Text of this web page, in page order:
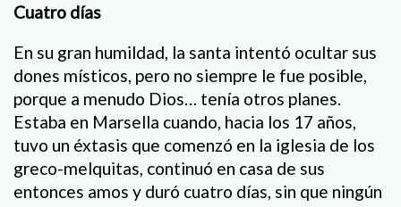
Cuatro días
En su gran humildad, la santa intentó ocultar sus
dones místicos, pero no siempre le fue posible,
porque a menudo Dios… tenía otros planes.
Estaba en Marsella cuando, hacia los 17 años,
tuvo un éxtasis que comenzó en la iglesia de los
greco-melquitas, continuó en casa de sus
entonces amos y duró cuatro días, sin que ningún